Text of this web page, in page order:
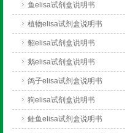
鱼elisa试剂盒说明书
植物elisa试剂盒说明书
貂elisa试剂盒说明书
鹅elisa试剂盒说明书
鸽子elisa试剂盒说明书
狗elisa试剂盒说明书
鲑鱼elisa试剂盒说明书